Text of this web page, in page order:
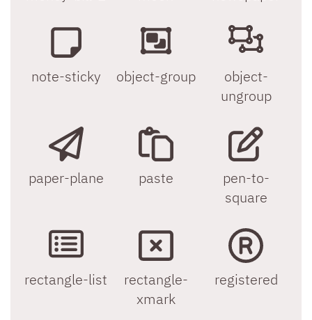
note-sticky object-group
object-
ungroup
paper-plane paste
pen-to-
square
rectangle-list
rectangle-
xmark
registered